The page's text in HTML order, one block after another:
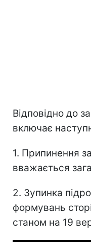
Відповідно до
включає
1. Припинення
вважається
2. Зупинка
формувань
станом на 19